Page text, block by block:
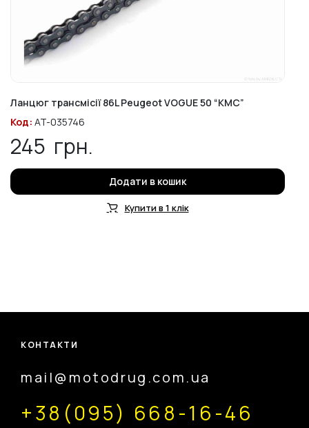
Ланцюг трансмісії 86L Peugeot VOGUE 50 “КМС”
Код: AT-035746
245 грн.
Додати в кошик
Купити в 1 клік
КОНТАКТИ
mail@motodrug.com.ua
+38(095) 668-16-46